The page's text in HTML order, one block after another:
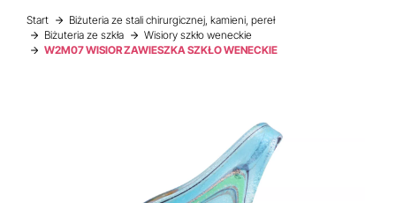
Start
Biżuteria ze stali chirurgicznej, kamieni, pereł
Biżuteria ze szkła
Wisiory szkło weneckie
W2M07 WISIOR ZAWIESZKA SZKŁO WENECKIE